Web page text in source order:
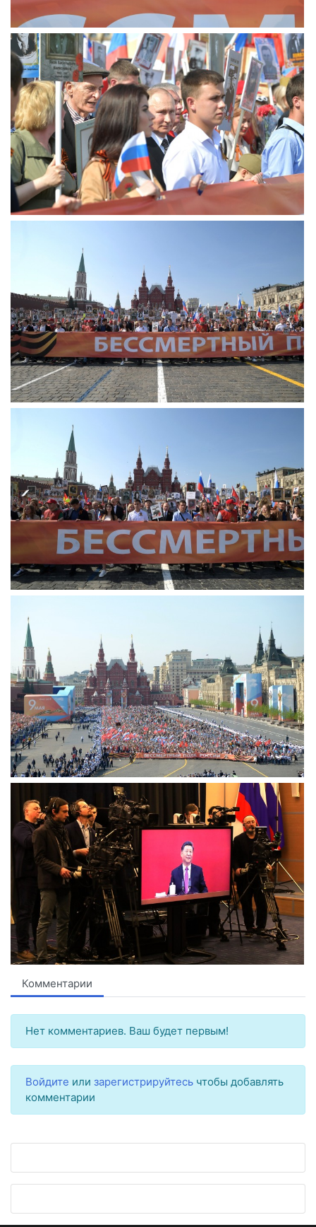
Комментарии
Нет комментариев. Ваш будет первым!
Войдите или зарегистрируйтесь чтобы добавлять
комментарии